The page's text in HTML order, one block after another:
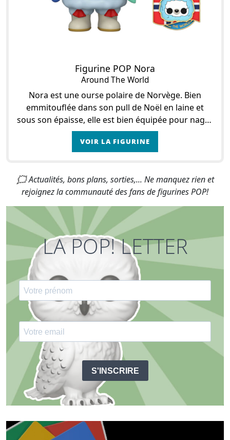
Figurine POP Nora
Around The World
Nora est une ourse polaire de Norvège. Bien
emmitouflée dans son pull de Noël en laine et
sous son épaisse, elle est bien équipée pour nager
dans les eaux glacées du pôle ! Après la chaleur d
VOIR LA FIGURINE
🗯 Actualités, bons plans, sorties,... Ne manquez rien et
rejoignez la communauté des fans de figurines POP!
LA POP! LETTER
S'INSCRIRE